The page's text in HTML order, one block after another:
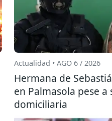
Actualidad • AGO 6 / 2026
Hermana de
en Palmasola pese
domiciliaria